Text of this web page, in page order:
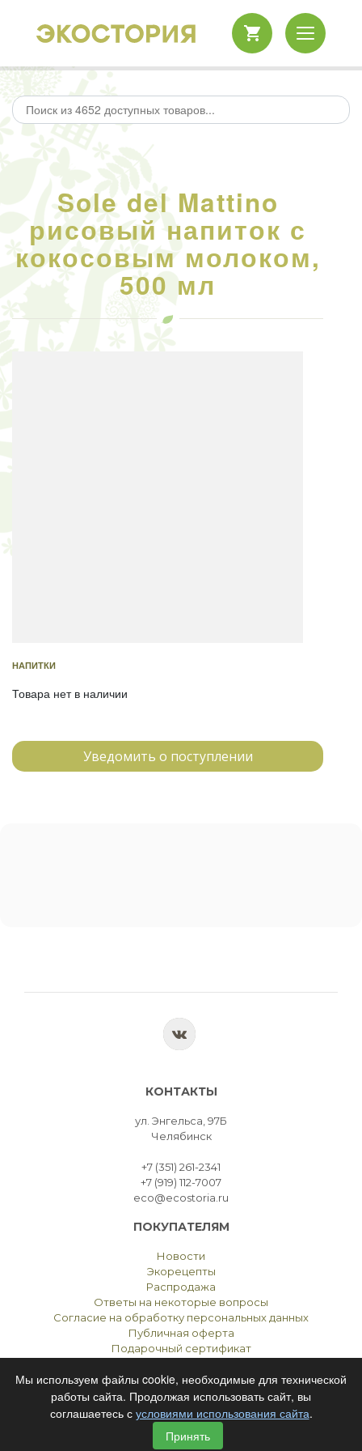
Sole del Mattino
рисовый напиток с
кокосовым молоком,
500 мл
НАПИТКИ
Товара нет в наличии
Уведомить о поступлении
КОНТАКТЫ
ул. Энгельса, 97Б
Челябинск
+7 (351) 261-2341
+7 (919) 112-7007
eco@ecostoria.ru
ПОКУПАТЕЛЯМ
Новости
Экорецепты
Распродажа
Ответы на некоторые вопросы
Согласие на обработку персональных данных
Публичная оферта
Подарочный сертификат
ЭКОСТОРИЯЧЕЛЯБИНСК © 2021
Мы используем файлы cookie, необходимые для технической
работы сайта. Продолжая использовать сайт, вы
соглашаетесь с условиями использования сайта.
Принять